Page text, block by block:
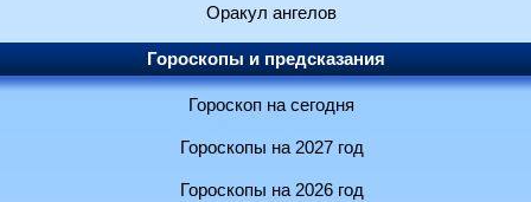
Оракул ангелов
Гороскопы и предсказания
Гороскоп на сегодня
Гороскопы на 2027 год
Гороскопы на 2026 год